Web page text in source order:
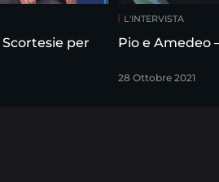
L'INTERVISTA
28 Ottobre 2021